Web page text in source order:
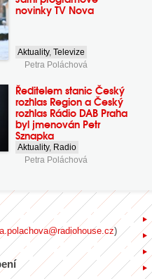
novinky TV Nova
Aktuality,Televize
Petra Poláchová
Ředitelem stanic Český
rozhlas Region a Český
rozhlas Rádio DAB Praha
byl jmenován Petr
Sznapka
Aktuality, Radio
Petra Poláchová
)